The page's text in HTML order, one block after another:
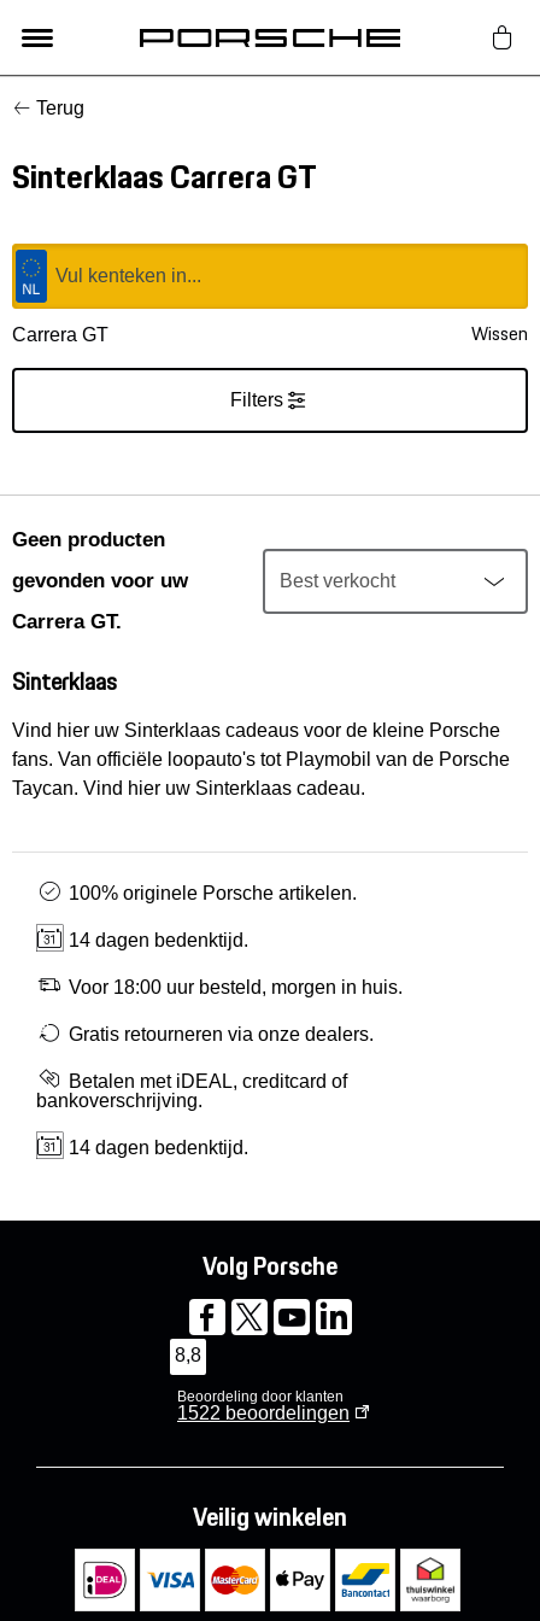
Lifestyle
Auto Accessoires
Classic
Nieuw
Mijn account
Klantenservice
Meer Porsche
Porsche informatie
Terug
Sinterklaas Carrera GT
Carrera GT Wissen
Filters
Geen producten
gevonden voor uw
Carrera GT.
Sinterklaas
Vind hier uw Sinterklaas cadeaus voor de kleine Porsche
fans. Van officiële loopauto's tot Playmobil van de Porsche
Taycan. Vind hier uw Sinterklaas cadeau.
100% originele Porsche artikelen.
14 dagen bedenktijd.
Voor 18:00 uur besteld, morgen in huis.
Gratis retourneren via onze dealers.
Betalen met iDEAL, creditcard of
bankoverschrijving.
14 dagen bedenktijd.
Volg Porsche
8,8
Beoordeling door klanten
1522 beoordelingen
Veilig winkelen